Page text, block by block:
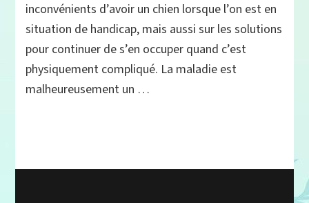
avantages,
inconvénients
solutions
inconvénients d’avoir un chien lorsque l’on est en
situation de handicap, mais aussi sur les solutions
pour continuer de s’en occuper quand c’est
physiquement compliqué. La maladie est
malheureusement un …